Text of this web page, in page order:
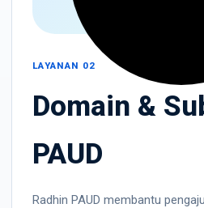
LAYANAN 02
Domain &
PAUD
Radhin PAUD membantu